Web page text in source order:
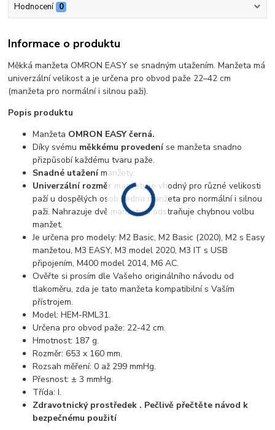
Hodnocení 0
Informace o produktu
Měkká manžeta OMRON EASY se snadným utažením. Manžeta má
univerzální velikost a je určena pro obvod paže 22–42 cm
(manžeta pro normální i silnou paži).
Popis produktu
Manžeta OMRON EASY černá.
Díky svému měkkému provedeníse manžeta snadno
přizpůsobí každému tvaru paže.
Snadné utaženímanžety.
Univerzální rozměr manžety je vhodný pro různé velikosti
paží u dospělých osob. Jedna manžeta pro normální i silnou
paži. Nahrazuje dvě manžety a odstraňuje chybnou volbu
manžet.
Je určena pro modely: M2 Basic, M2 Basic (2020), M2 s Easy
manžetou, M3 EASY, M3 model 2020, M3 IT s USB
připojením, M400 model 2014, M6 AC.
Ověřte si prosím dle Vašeho originálního návodu od
tlakoměru, zda je tato manžeta kompatibilní s Vaším
přístrojem.
Model: HEM-RML31.
Určena pro obvod paže: 22-42 cm.
Hmotnost: 187 g.
Rozměr: 653 x 160 mm.
Rozsah měření: 0 až 299 mmHg.
Přesnost: ± 3 mmHg.
Třída: I.
Zdravotnický prostředek . Pečlivě přečtěte návod k
bezpečnému použití